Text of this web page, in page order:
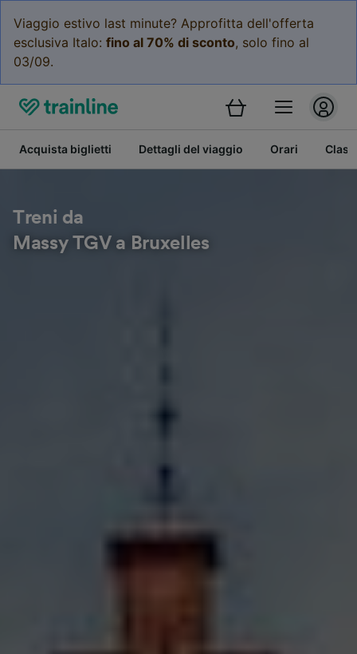
Viaggio estivo last minute? Approfitta dell'offerta
esclusiva Italo: fino al 70% di sconto, solo fino al
03/09.
Acquista biglietti Dettagli del viaggio Orari
Treni da
Massy TGV a Bruxelles